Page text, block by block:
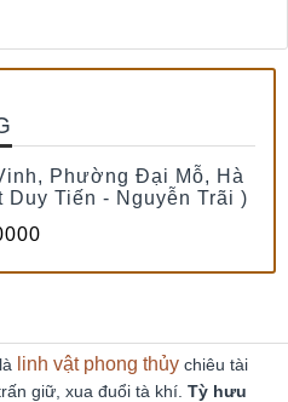
Phường Đại Mỗ, Hà
Duy Tiến - Nguyễn Trãi )
linh vật phong thủy chiêu tài
giữ, xua đuổi tà khí. Tỳ hưu